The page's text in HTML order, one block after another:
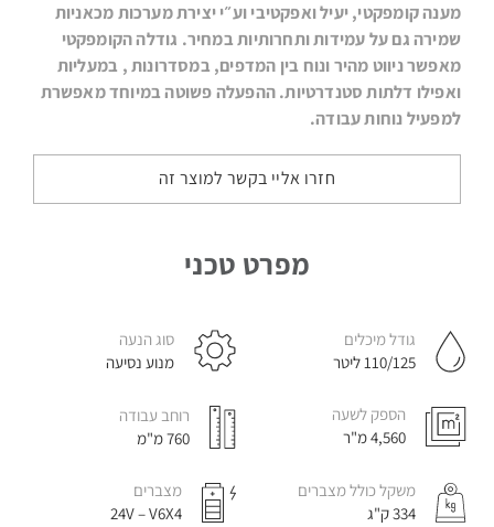
שואבי
אבק
תעשייתיים
נפות
חופים
מענה קומפקטי, יעיל ואפקטיבי וע״י יצירת מערכות מכאניות
שמירה גם על עמידות ותחרותיות במחיר. גודלה הקומפקטי
מאפשר ניווט מהיר ונוח בין המדפים, במסדרונות , במעליות
ואפילו דלתות סטנדרטיות. ההפעלה פשוטה במיוחד מאפשרת
למפעיל נוחות עבודה.
חזרו אליי בקשר למוצר זה
מפרט טכני
גודל מיכלים
110/125 ליטר
סוג הנעה
מנוע נסיעה
הספק לשעה
4,560 מ"ר
רוחב עבודה
760 מ"מ
משקל כולל מצברים
334 ק"ג
מצברים
24V – V6X4